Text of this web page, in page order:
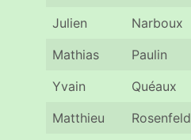
Julien
Narboux
Mathias
Paulin
Yvain
Quéaux
Matthieu
Rosenfeld